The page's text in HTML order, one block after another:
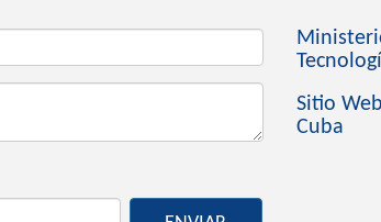
Sitio
Cuba